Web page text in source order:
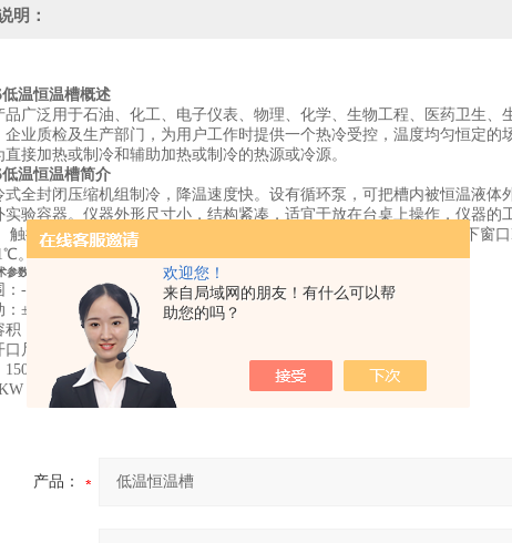
欢迎您！
来自局域网的朋友！有什么可以帮
助您的吗？
明：
低温恒温槽概述
品广泛用于石油、化工、电子仪表、物理、化学、生物工程、医药卫生
企业质检及生产部门，为用户工作时提供一个热冷受控，温度均匀恒定的
直接加热或制冷和辅助加热或制冷的热源或冷源。
低温恒温槽简介
式全封闭压缩机组制冷，降温速度快。设有循环泵，可把槽内被恒温液
实验容器。仪器外形尺寸小，结构紧凑，适宜于放在台桌上操作，仪器
触摸软键快速设定温度，操作方便。上窗口
数显温度测量值，下窗口
℃。具有超温报警系统。
参数
：-20-100℃
±0.05℃
：250×200×150mm
尺寸：180×140mm
产品：